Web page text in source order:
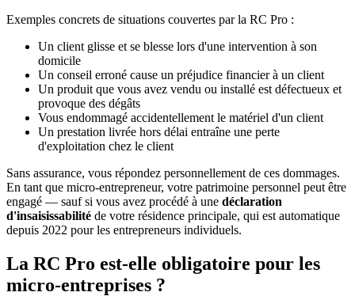
Exemples concrets de situations couvertes par la RC Pro :
Un client glisse et se blesse lors d'une intervention à son
domicile
Un conseil erroné cause un préjudice financier à un client
Un produit que vous avez vendu ou installé est défectueux et
provoque des dégâts
Vous endommagé accidentellement le matériel d'un client
Un prestation livrée hors délai entraîne une perte
d'exploitation chez le client
Sans assurance, vous répondez personnellement de ces dommages.
En tant que micro-entrepreneur, votre patrimoine personnel peut être
engagé — sauf si vous avez procédé à une déclaration
d'insaisissabilité de votre résidence principale, qui est automatique
depuis 2022 pour les entrepreneurs individuels.
La RC Pro est-elle obligatoire pour les
micro-entreprises ?